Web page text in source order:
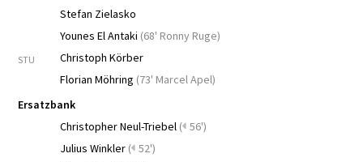
Stefan Zielasko
Younes El Antaki (68' Ronny Ruge)
STU
Christoph Körber
Florian Möhring (73' Marcel Apel)
Ersatzbank
Christopher Neul-Triebel ( 56')
Julius Winkler ( 52')